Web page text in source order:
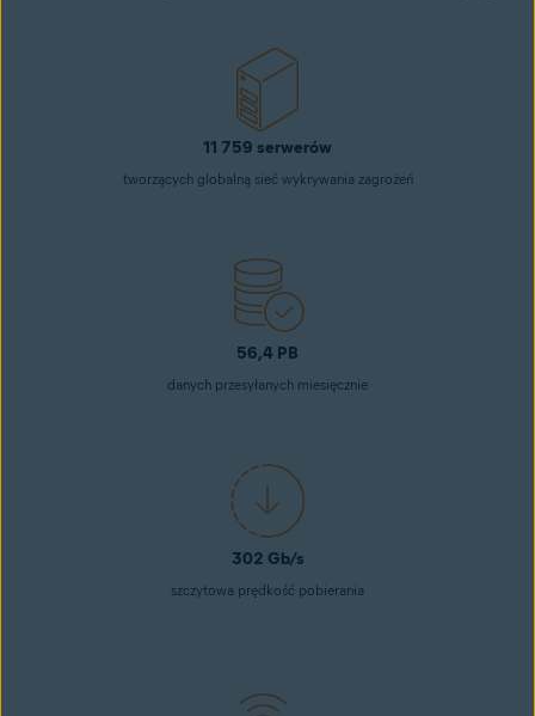
11 759 serwerów
tworzących globalną sieć wykrywania zagrożeń
56,4 PB
danych przesyłanych miesięcznie
302 Gb/s
szczytowa prędkość pobierania